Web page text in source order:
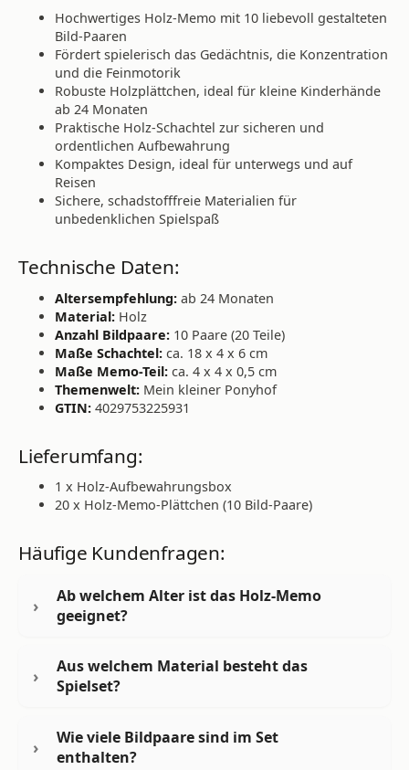
Hochwertiges Holz-Memo mit 10 liebevoll gestalteten
Bild-Paaren
Fördert spielerisch das Gedächtnis, die Konzentration
und die Feinmotorik
Robuste Holzplättchen, ideal für kleine Kinderhände
ab 24 Monaten
Praktische Holz-Schachtel zur sicheren und
ordentlichen Aufbewahrung
Kompaktes Design, ideal für unterwegs und auf
Reisen
Sichere, schadstofffreie Materialien für
unbedenklichen Spielspaß
Technische Daten:
Altersempfehlung: ab 24 Monaten
Material: Holz
Anzahl Bildpaare: 10 Paare (20 Teile)
Maße Schachtel: ca. 18 x 4 x 6 cm
Maße Memo-Teil: ca. 4 x 4 x 0,5 cm
Themenwelt: Mein kleiner Ponyhof
GTIN: 4029753225931
Lieferumfang:
1 x Holz-Aufbewahrungsbox
20 x Holz-Memo-Plättchen (10 Bild-Paare)
Häufige Kundenfragen:
Ab welchem Alter ist das Holz-Memo
geeignet?
Aus welchem Material besteht das
Spielset?
Wie viele Bildpaare sind im Set
enthalten?